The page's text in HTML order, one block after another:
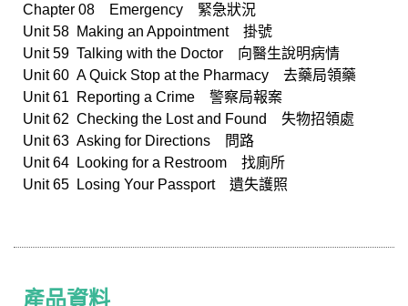
Chapter 08 Emergency 緊急狀況
Unit 58 Making an Appointment 掛號
Unit 59 Talking with the Doctor 向醫生說明病情
Unit 60 A Quick Stop at the Pharmacy 去藥局領藥
Unit 61 Reporting a Crime 警察局報案
Unit 62 Checking the Lost and Found 失物招領處
Unit 63 Asking for Directions 問路
Unit 64 Looking for a Restroom 找廁所
Unit 65 Losing Your Passport 遺失護照
產品資料